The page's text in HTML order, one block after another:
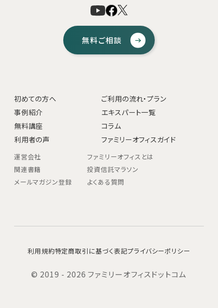
無料ご相談
初めての方へ
ご利用の流れ・プラン
事例紹介
エキスパート一覧
無料講座
コラム
利用者の声
ファミリーオフィスガイド
運営会社
ファミリーオフィスとは
関連書籍
投資信託マラソン
メールマガジン登録
よくある質問
利用規約特定商取引に基づく表記プライバシーポリシー
© 2019 - 2026 ファミリーオフィスドットコム